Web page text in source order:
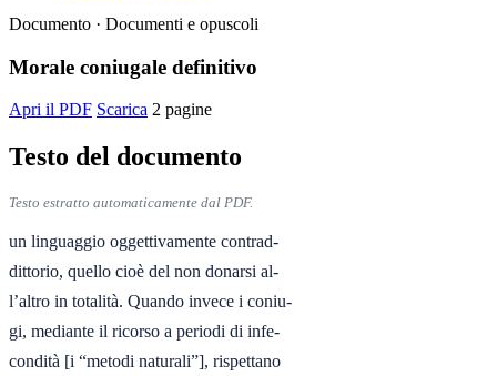
Documento · Documenti e opuscoli
Morale coniugale definitivo
Apri il PDF Scarica 2 pagine
Testo del documento
Testo estratto automaticamente dal PDF.
un linguaggio oggettivamente contrad-
dittorio, quello cioè del non donarsi al-
l’altro in totalità. Quando invece i coniu-
gi, mediante il ricorso a periodi di infe-
condità [i “metodi naturali”], rispettano